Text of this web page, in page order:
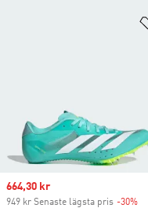
Sale price
664,30 kr
949 kr Senaste lägsta pris -30%